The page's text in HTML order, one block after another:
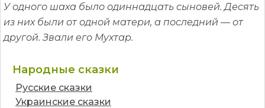
У одного шаха было одиннадцать сыновей. Десять
из них были от одной матери, а последний — от
другой. Звали его Мухтар.
Народные сказки
Русские сказки
Украинские сказки